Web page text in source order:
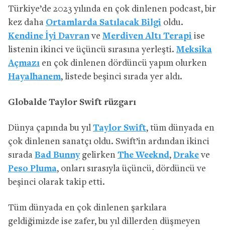
Türkiye’de 2023 yılında en çok dinlenen podcast, bir
kez daha Ortamlarda Satılacak Bilgi oldu.
Kendine İyi Davranve Merdiven Altı Terapi ise
listenin ikinci ve üçüncü sırasına yerleşti. Meksika
Açmazı en çok dinlenen dördüncü yapım olurken
Hayalhanem, listede beşinci sırada yer aldı.
Globalde Taylor Swift rüzgarı
Dünya çapında bu yıl Taylor Swift, tüm dünyada en
çok dinlenen sanatçı oldu. Swift’in ardından ikinci
sırada Bad Bunnygelirken The Weeknd, Drakeve
Peso Pluma, onları sırasıyla üçüncü, dördüncü ve
beşinci olarak takip etti.
Tüm dünyada en çok dinlenen şarkılara
geldiğimizde ise zafer, bu yıl dillerden düşmeyen